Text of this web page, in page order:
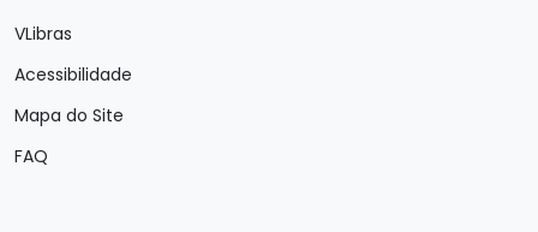
VLibras
Acessibilidade
Mapa do Site
FAQ